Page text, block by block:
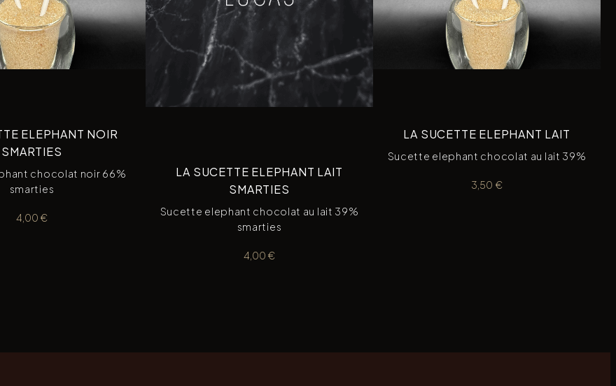
ELEPHANT NOIR
SMARTIES
chocolat noir 66%
smarties
4,00 €
LA SUCETTE ELEPHANT LAIT
SMARTIES
Sucette elephant chocolat au lait 39%
smarties
4,00 €
LA SUCETTE ELEPHANT LAIT
Sucette elephant chocolat au lait 39%
3,50 €